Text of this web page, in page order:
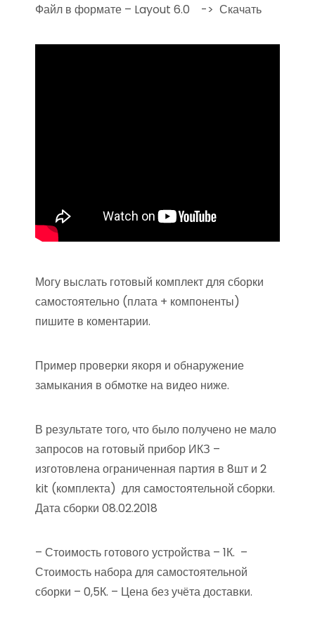
Файл в формате – Layout 6.0 -> Скачать
Могу выслать готовый комплект для сборки
самостоятельно (плата + компоненты)
пишите в коментарии.
Пример проверки якоря и обнаружение
замыкания в обмотке на видео ниже.
В результате того, что было получено не мало
запросов на готовый прибор ИКЗ –
изготовлена ограниченная партия в 8шт и 2
kit (комплекта) для самостоятельной сборки.
Дата сборки 08.02.2018
– Стоимость готового устройства – 1К. –
Стоимость набора для самостоятельной
сборки – 0,5К. – Цена без учёта доставки.